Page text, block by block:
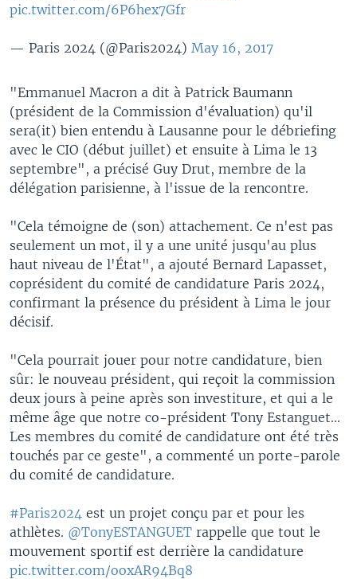
pic.twitter.com/6P6hex7Gfr
— Paris 2024 (@Paris2024) May 16, 2017
"Emmanuel Macron a dit à Patrick Baumann
(président de la Commission d'évaluation) qu'il
sera(it) bien entendu à Lausanne pour le débriefing
avec le CIO (début juillet) et ensuite à Lima le 13
septembre", a précisé Guy Drut, membre de la
délégation parisienne, à l'issue de la rencontre.
"Cela témoigne de (son) attachement. Ce n'est pas
seulement un mot, il y a une unité jusqu'au plus
haut niveau de l'État", a ajouté Bernard Lapasset,
coprésident du comité de candidature Paris 2024,
confirmant la présence du président à Lima le jour
décisif.
"Cela pourrait jouer pour notre candidature, bien
sûr: le nouveau président, qui reçoit la commission
deux jours à peine après son investiture, et qui a le
même âge que notre co-président Tony Estanguet...
Les membres du comité de candidature ont été très
touchés par ce geste", a commenté un porte-parole
du comité de candidature.
#Paris2024 est un projet conçu par et pour les
athlètes. @TonyESTANGUET rappelle que tout le
mouvement sportif est derrière la candidature
pic.twitter.com/ooxAR94Bq8